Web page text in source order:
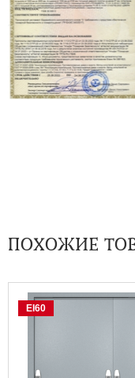
ПОХОЖИЕ
EI60